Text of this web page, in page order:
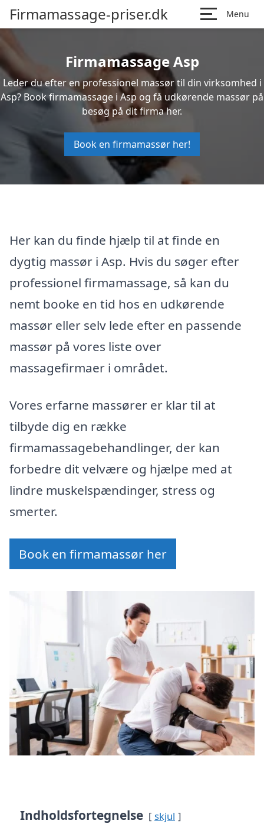
Firmamassage-priser.dk Menu
Firmamassage Asp
Leder du efter en professionel massør til din virksomhed i
Asp? Book firmamassage i Asp og få udkørende massør på
besøg på dit firma her.
Book en firmamassør her!
Her kan du finde hjælp til at finde en
dygtig massør i Asp. Hvis du søger efter
professionel firmamassage, så kan du
nemt booke en tid hos en udkørende
massør eller selv lede efter en passende
massør på vores liste over
massagefirmaer i området.
Vores erfarne massører er klar til at
tilbyde dig en række
firmamassagebehandlinger, der kan
forbedre dit velvære og hjælpe med at
lindre muskelspændinger, stress og
smerter.
Book en firmamassør her
Indholdsfortegnelse skjul